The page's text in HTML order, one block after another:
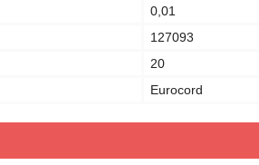
0,01
127093
20
Eurocord